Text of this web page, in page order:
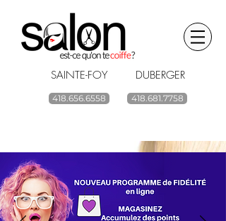
SAINTE-FOY DUBERGER
418.656.6558 418.681.7758
BOUTIQUE EN LIGNE
renouvelez vos
produits capillaires